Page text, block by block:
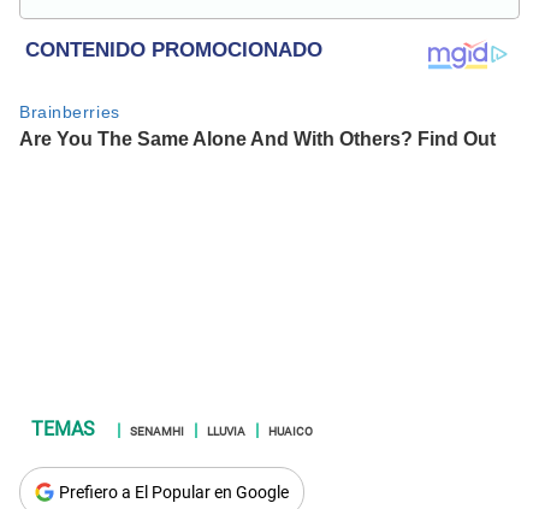
en temas relacionados con misterios, películas y series
policiales.
SENAMHI LLUVIA HUAICO
Prefiero a El Popular en Google